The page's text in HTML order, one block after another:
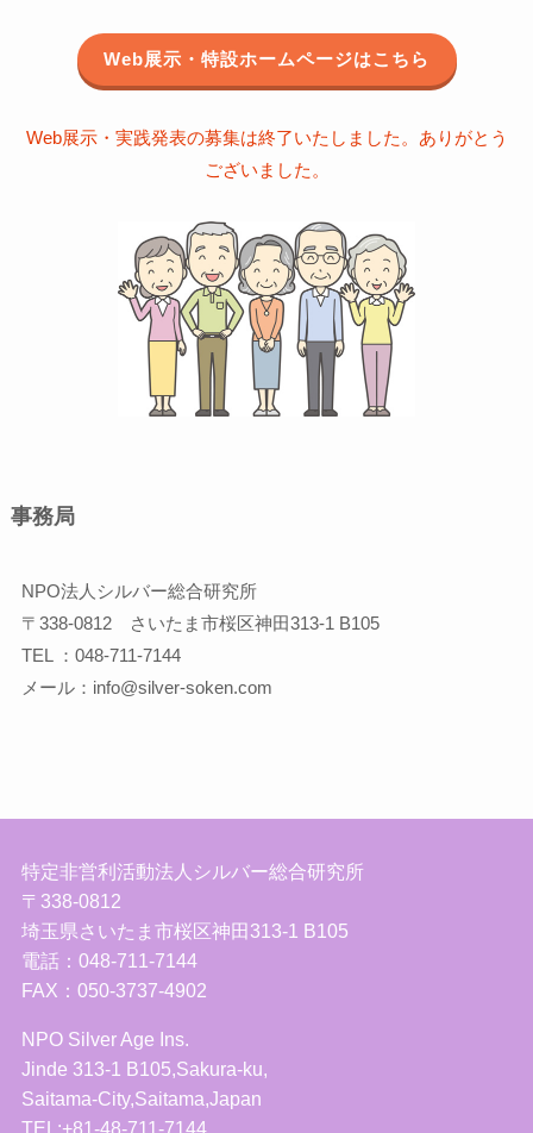
Web展示・特設ホームページはこちら
Web展示・実践発表の募集は終了いたしました。ありがとう
ございました。
事務局
NPO法人シルバー総合研究所
〒338-0812 さいたま市桜区神田313-1 B105
TEL ：048-711-7144
メール：info@silver-soken.com
特定非営利活動法人シルバー総合研究所
〒338-0812
埼玉県さいたま市桜区神田313-1 B105
電話：048-711-7144
FAX：050-3737-4902
NPO Silver Age Ins.
Jinde 313-1 B105,Sakura-ku,
Saitama-City,Saitama,Japan
TEL:+81-48-711-7144